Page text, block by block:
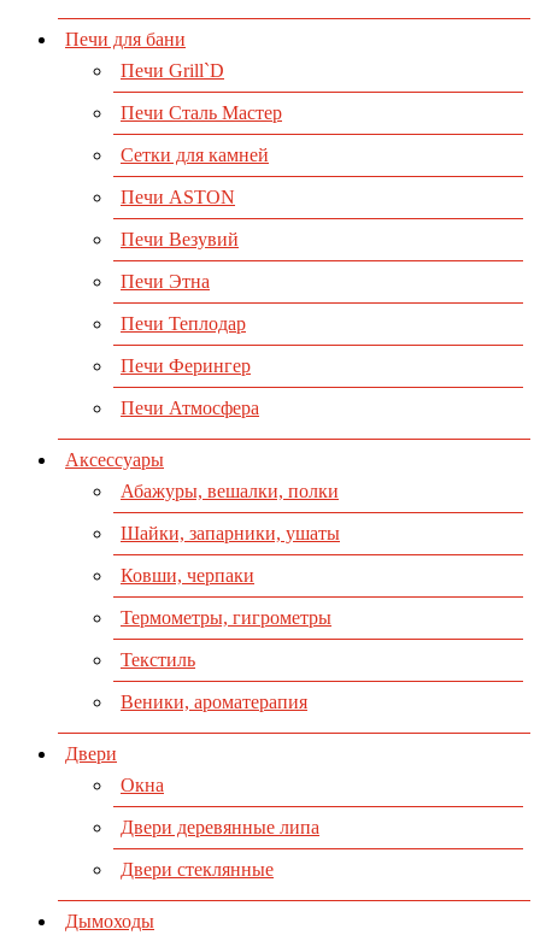
Печи для бани
Печи Grill`D
Печи Сталь Мастер
Сетки для камней
Печи ASTON
Печи Везувий
Печи Этна
Печи Теплодар
Печи Ферингер
Печи Атмосфера
Аксессуары
Абажуры, вешалки, полки
Шайки, запарники, ушаты
Ковши, черпаки
Термометры, гигрометры
Текстиль
Веники, ароматерапия
Двери
Окна
Двери деревянные липа
Двери стеклянные
Дымоходы